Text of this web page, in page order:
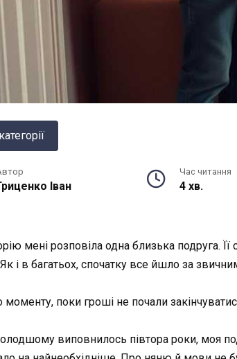
Іван
Час читання
4 хв.
мені розповіла одна близька подруга.
і в багатьох, спочатку все йшло за
моменту, поки гроші не почали
виповнилось півтора роки, моя